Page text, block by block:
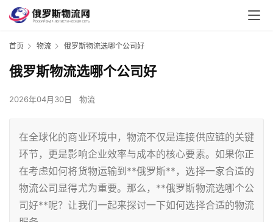
首页 物流 俄罗斯物流选哪个公司好
俄罗斯物流选哪个公司好
2026年04月30日 物流
在全球化的商业环境中，物流不仅是连接供应链的关键
环节，更是影响企业效率与成本的核心要素。如果你正
在考虑如何将货物运输到**俄罗斯**，选择一家合适的
物流公司显得尤为重要。那么，**俄罗斯物流选哪个公
司好**呢？让我们一起来探讨一下如何选择合适的物流